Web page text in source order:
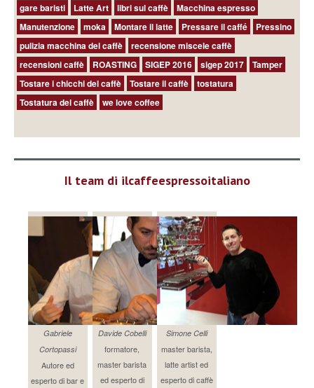
gare baristi
Latte Art libri sul caffè
Macchina espresso
Manutenzione
moka Montare il latte Pressare il caffé
Pressino
pulizia macchina del caffè
recensione miscele caffè
recensioni caffè
ROASTING SIGEP 2016 sigep 2017
Tamper
Tostare i chicchi del caffè
Tostare il caffè
tostatura
Tostatura del caffè
we love coffee
Il team di ilcaffeespressoitaliano
Gabriele
Cortopassi
Autore ed
esperto di bar e
Davide Cobelli
formatore,
master barista
ed esperto di
Simone Celli
master barista,
latte artist ed
esperto di caffè